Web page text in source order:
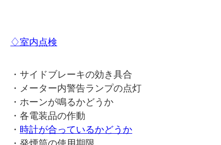
♢室内点検
・サイドブレーキの効き具合
・メーター内警告ランプの点灯
・ホーンが鳴るかどうか
・各電装品の作動
・ 時計が合っているかどうか